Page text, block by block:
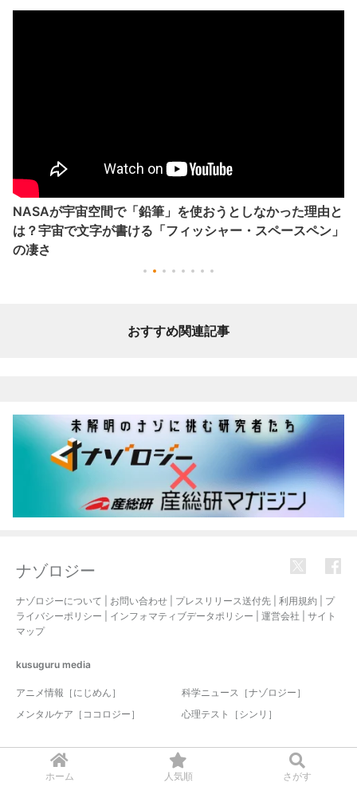
ホーム 人気順 さがす
NASAが宇宙空間で「鉛筆」を使おうとしなかった理由と
は？宇宙で文字が書ける「フィッシャー・スペースペン」
の凄さ
おすすめ関連記事
ナゾロジー
ナゾロジーについて お問い合わせ プレスリリース送付先 利用規約
プ
ライバシーポリシー
インフォマティブデータポリシー 運営会社
サイト
マップ
kusuguru media
アニメ情報［にじめん］
科学ニュース［ナゾロジー］
メンタルケア［ココロジー］
心理テスト［シンリ］
© 2017-2026 nazology. all rights reserved.